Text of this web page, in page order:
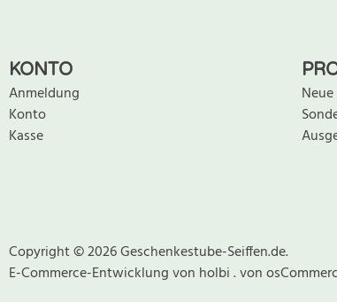
KONTO
Anmeldung
Konto
Kasse
Copyright © 2026 Geschenkestube-Seiffen.de.
E-Commerce-Entwicklungvon holbi.von